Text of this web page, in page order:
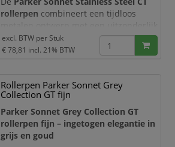
rollerpen combineert een tijdloos
soepele schrijfervaring. De houder en
dop zijn uitgevoerd in edelstaal met
sierdelen en de iconische Parker-
pijlclip geven deze luxe rollerpen een
moderne, professionele uitstraling.
excl. BTW per Stuk
€ 78,81 incl. 21% BTW
Rollerpen Parker Sonnet Grey
Collection GT fijn
Parker Sonnet Grey Collection GT
rollerpen fijn – ingetogen elegantie in
grijs en goud